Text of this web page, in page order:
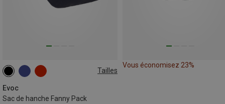
Tailles
Evoc
Sac de hanche Fanny Pack
1L
Vous économisez 23%